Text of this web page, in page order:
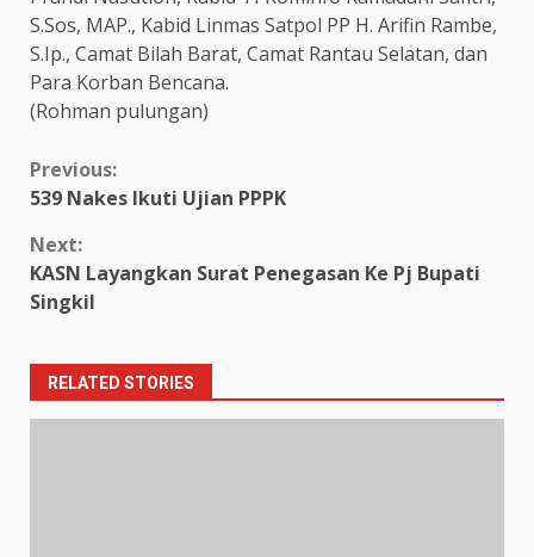
S.Sos, MAP., Kabid Linmas Satpol PP H. Arifin Rambe,
S.Ip., Camat Bilah Barat, Camat Rantau Selatan, dan
Para Korban Bencana.
(Rohman pulungan)
Continue
Previous:
539 Nakes Ikuti Ujian PPPK
Next:
KASN Layangkan Surat Penegasan Ke Pj Bupati
Singkil
RELATED STORIES